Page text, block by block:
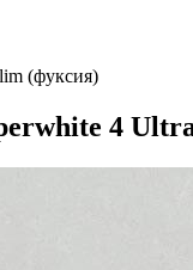
(фуксия)
4